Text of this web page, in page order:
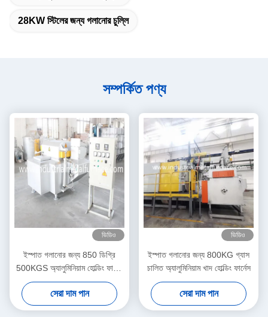
28KW স্টিলের জন্য গলানোর চুল্লি
সম্পর্কিত পণ্য
ভিডিও
ইস্পাত গলানোর জন্য 850 ডিগ্রি
500KGS অ্যালুমিনিয়াম হোল্ডিং ফার্নেস
ইন্ডাকশন ফার্নেস
সেরা দাম পান
ভিডিও
ইস্পাত গলানোর জন্য 800KG গ্যাস
চালিত অ্যালুমিনিয়াম খাদ হোল্ডিং ফার্নেস
সেরা দাম পান